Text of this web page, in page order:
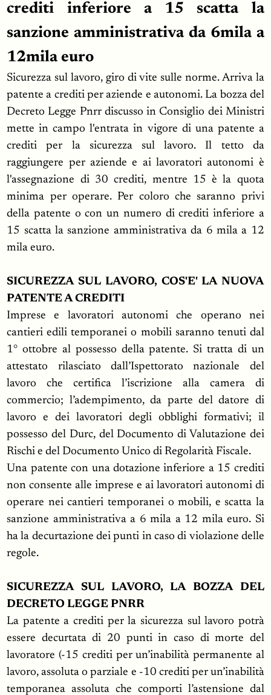
crediti inferiore a 15 scatta la
sanzione amministrativa da 6mila a
12mila euro
Sicurezza sul lavoro, giro di vite sulle norme. Arriva la
patente a crediti per aziende e autonomi. La bozza del
Decreto Legge Pnrr discusso in Consiglio dei Ministri
mette in campo l'entrata in vigore di una patente a
crediti per la sicurezza sul lavoro. Il tetto da
raggiungere per aziende e ai lavoratori autonomi è
l'assegnazione di 30 crediti, mentre 15 è la quota
minima per operare. Per coloro che saranno privi
della patente o con un numero di crediti inferiore a
15 scatta la sanzione amministrativa da 6 mila a 12
mila euro.
SICUREZZA SUL LAVORO, COS'E' LA NUOVA
PATENTE A CREDITI
Imprese e lavoratori autonomi che operano nei
cantieri edili temporanei o mobili saranno tenuti dal
1° ottobre al possesso della patente. Si tratta di un
attestato rilasciato dall’Ispettorato nazionale del
lavoro che certifica l’iscrizione alla camera di
commercio; l’adempimento, da parte del datore di
lavoro e dei lavoratori degli obblighi formativi; il
possesso del Durc, del Documento di Valutazione dei
Rischi e del Documento Unico di Regolarità Fiscale.
Una patente con una dotazione inferiore a 15 crediti
non consente alle imprese e ai lavoratori autonomi di
operare nei cantieri temporanei o mobili, e scatta la
sanzione amministrativa a 6 mila a 12 mila euro. Si
ha la decurtazione dei punti in caso di violazione delle
regole.
SICUREZZA SUL LAVORO, LA BOZZA DEL
DECRETO LEGGE PNRR
La patente a crediti per la sicurezza sul lavoro potrà
essere decurtata di 20 punti in caso di morte del
lavoratore (-15 crediti per un’inabilità permanente al
lavoro, assoluta o parziale e -10 crediti per un’inabilità
temporanea assoluta che comporti l’astensione dal